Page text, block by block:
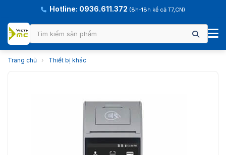
Hotline: 0936.611.372 (8h-18h kể cả T7,CN)
Trang chủ › Thiết bị khác